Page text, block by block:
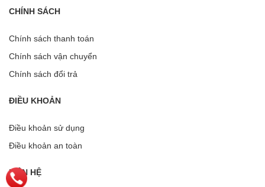
CHÍNH SÁCH
Chính sách thanh toán
Chính sách vận chuyển
Chính sách đổi trả
ĐIỀU KHOẢN
Điều khoản sử dụng
Điều khoản an toàn
LIÊN HỆ